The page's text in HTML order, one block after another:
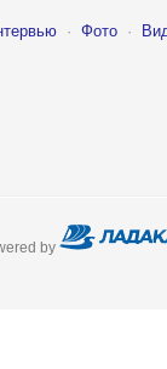
· Фото ·
by